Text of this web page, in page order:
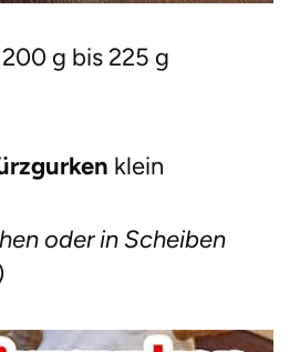
g bis 225 g
klein
oder in Scheiben